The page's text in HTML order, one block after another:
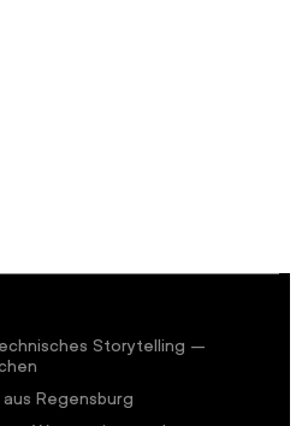
Storytelling –
Regensburg